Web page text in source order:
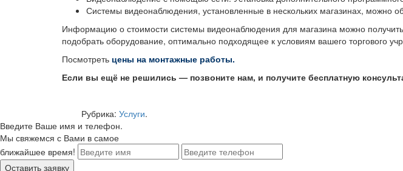
Системы видеонаблюдения, установленные в нескольких магазинах, можно
Информацию о стоимости системы видеонаблюдения для магазина можно
подобрать оборудование, оптимально подходящее к условиям вашего торгового
Посмотреть цены на монтажные работы.
Если вы ещё не решились — позвоните нам, и получите бесплатную
Рубрика: Услуги.
Введите Ваше имя и телефон.
Мы свяжемся с Вами в самое
ближайшее время!